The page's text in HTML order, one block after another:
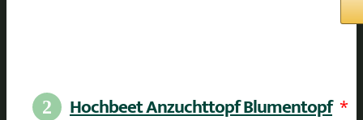
2 Hochbeet Anzuchttopf Blumentopf *